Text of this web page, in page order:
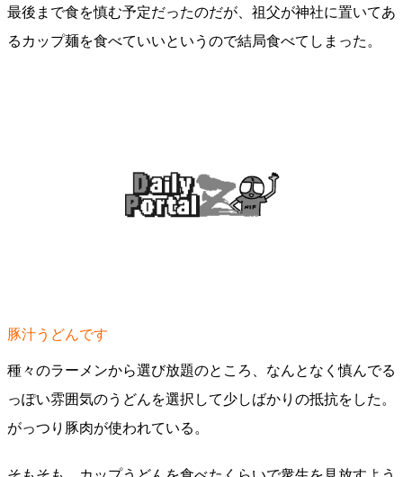
最後まで食を慎む予定だったのだが、祖父が神社に置いてあ
るカップ麺を食べていいというので結局食べてしまった。
豚汁うどんです
種々のラーメンから選び放題のところ、なんとなく慎んでる
っぽい雰囲気のうどんを選択して少しばかりの抵抗をした。
がっつり豚肉が使われている。